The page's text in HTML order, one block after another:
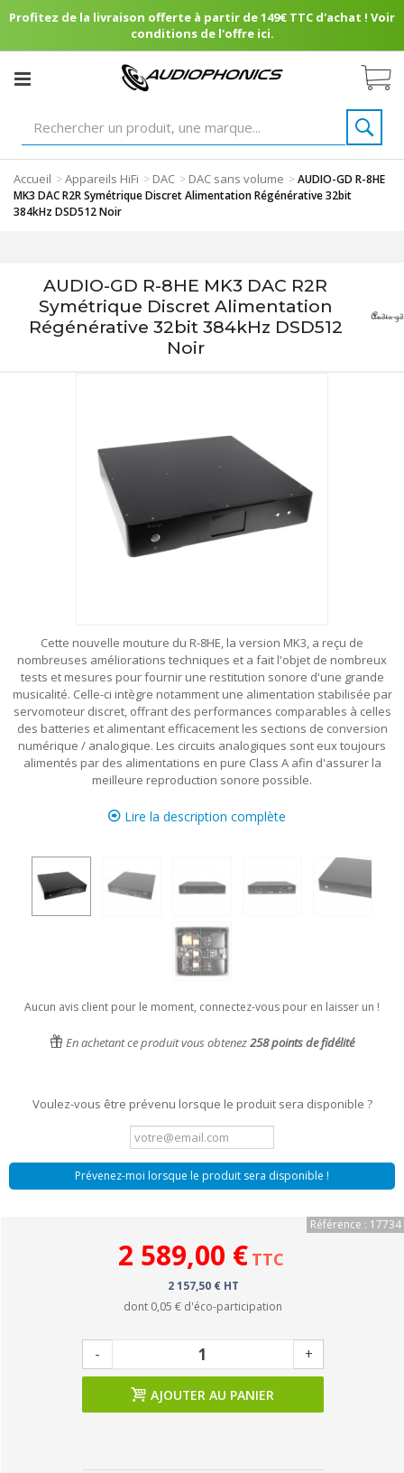
Profitez de la livraison offerte à partir de 149€ TTC d'achat ! Voir
conditions de l'offre ici.
Accueil >Appareils HiFi > DAC > DAC sans volume >AUDIO-GD R-8HE
MK3 DAC R2R Symétrique Discret Alimentation Régénérative 32bit
384kHz DSD512 Noir
AUDIO-GD R-8HE MK3 DAC R2R
Symétrique Discret Alimentation
Régénérative 32bit 384kHz DSD512
Noir
Cette nouvelle mouture du R-8HE, la version MK3, a reçu de
nombreuses améliorations techniques et a fait l'objet de nombreux
tests et mesures pour fournir une restitution sonore d'une grande
musicalité. Celle-ci intègre notamment une alimentation stabilisée par
servomoteur discret, offrant des performances comparables à celles
des batteries et alimentant efficacement les sections de conversion
numérique / analogique. Les circuits analogiques sont eux toujours
alimentés par des alimentations en pure Class A afin d'assurer la
meilleure reproduction sonore possible.
Lire la description complète
Aucun avis client pour le moment, connectez-vous pour en laisser un !
En achetant ce produit vous obtenez258points de fidélité
Voulez-vous être prévenu lorsque le produit sera disponible ?
Prévenez-moi lorsque le produit sera disponible !
Référence : 17734
2 589,00 € TTC
2 157,50 € HT
dont 0,05 € d'éco-participation
- +
AJOUTER AU PANIER